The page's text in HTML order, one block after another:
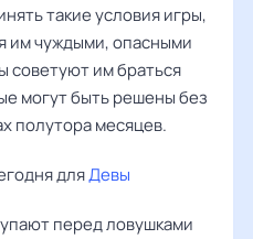
такие условия игры,
им чуждыми, опасными
советуют им браться
могут быть решены без
полутора месяцев.
дляДевы
перед ловушками